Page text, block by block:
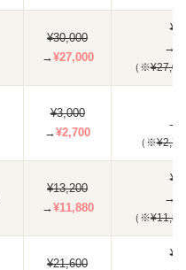
¥30,000
→¥27,000
→
（※
¥3,000
→¥2,700
→
（※
¥13,200
→¥11,880
→
（※
¥21,600